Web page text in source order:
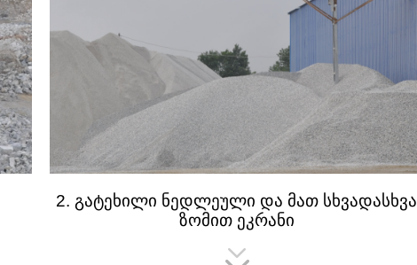
2. გატეხილი ნედლეული და მათ სხვადასხვა
ზომით ეკრანი